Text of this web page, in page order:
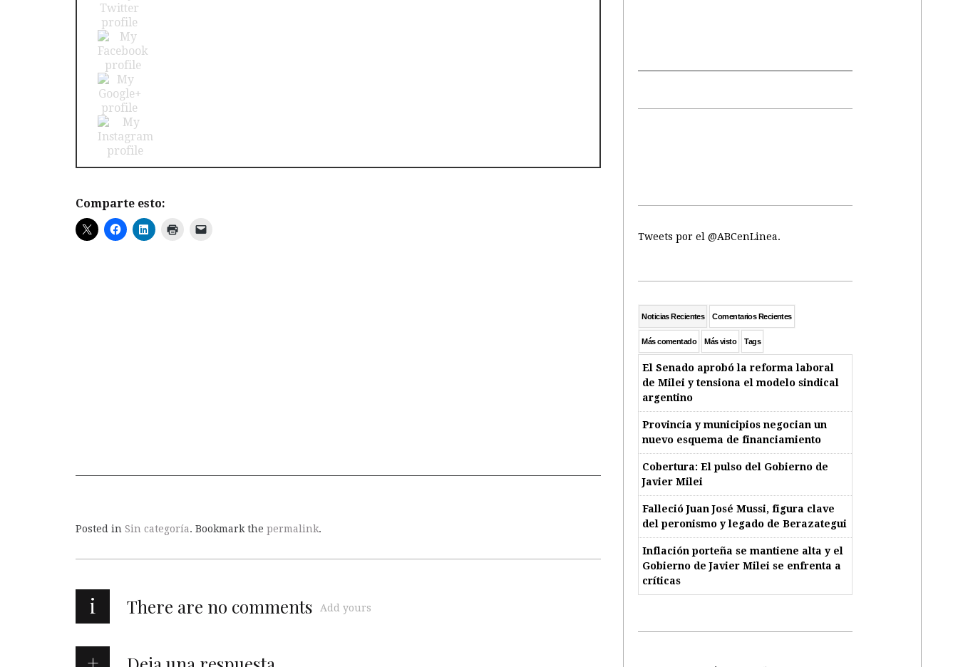
Comparte esto:
Posted in Sin categoría. Bookmark the permalink.
i There are no comments Add yours
Tweets por el @ABCenLinea.
Noticias Recientes Comentarios Recientes
Más comentado Más visto Tags
El Senado aprobó la reforma laboral
de Milei y tensiona el modelo sindical
argentino
Provincia y municipios negocian un
nuevo esquema de financiamiento
Cobertura: El pulso del Gobierno de
Javier Milei
Falleció Juan José Mussi, figura clave
del peronismo y legado de Berazategui
Inflación porteña se mantiene alta y el
Gobierno de Javier Milei se enfrenta a
críticas